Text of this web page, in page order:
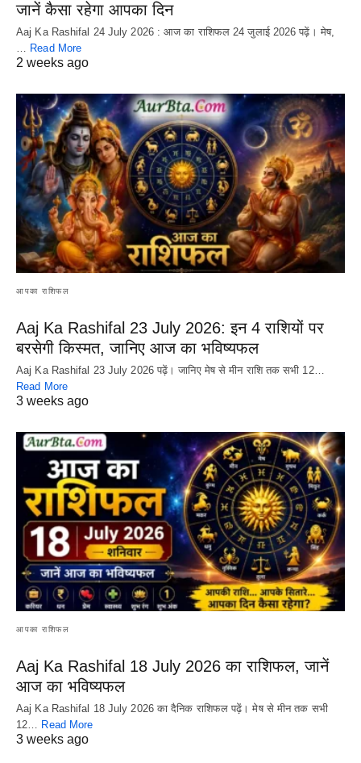
जानें कैसा रहेगा आपका दिन
Aaj Ka Rashifal 24 July 2026 : आज का राशिफल 24 जुलाई 2026 पढ़ें। मेष,
… Read More
2 weeks ago
आपका राशिफल
Aaj Ka Rashifal 23 July 2026: इन 4 राशियों पर
बरसेगी किस्मत, जानिए आज का भविष्यफल
Aaj Ka Rashifal 23 July 2026 पढ़ें। जानिए मेष से मीन राशि तक सभी 12…
Read More
3 weeks ago
आपका राशिफल
Aaj Ka Rashifal 18 July 2026 का राशिफल, जानें
आज का भविष्यफल
Aaj Ka Rashifal 18 July 2026 का दैनिक राशिफल पढ़ें। मेष से मीन तक सभी
12… Read More
3 weeks ago